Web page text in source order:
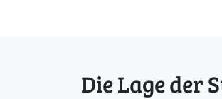
Die Lage der